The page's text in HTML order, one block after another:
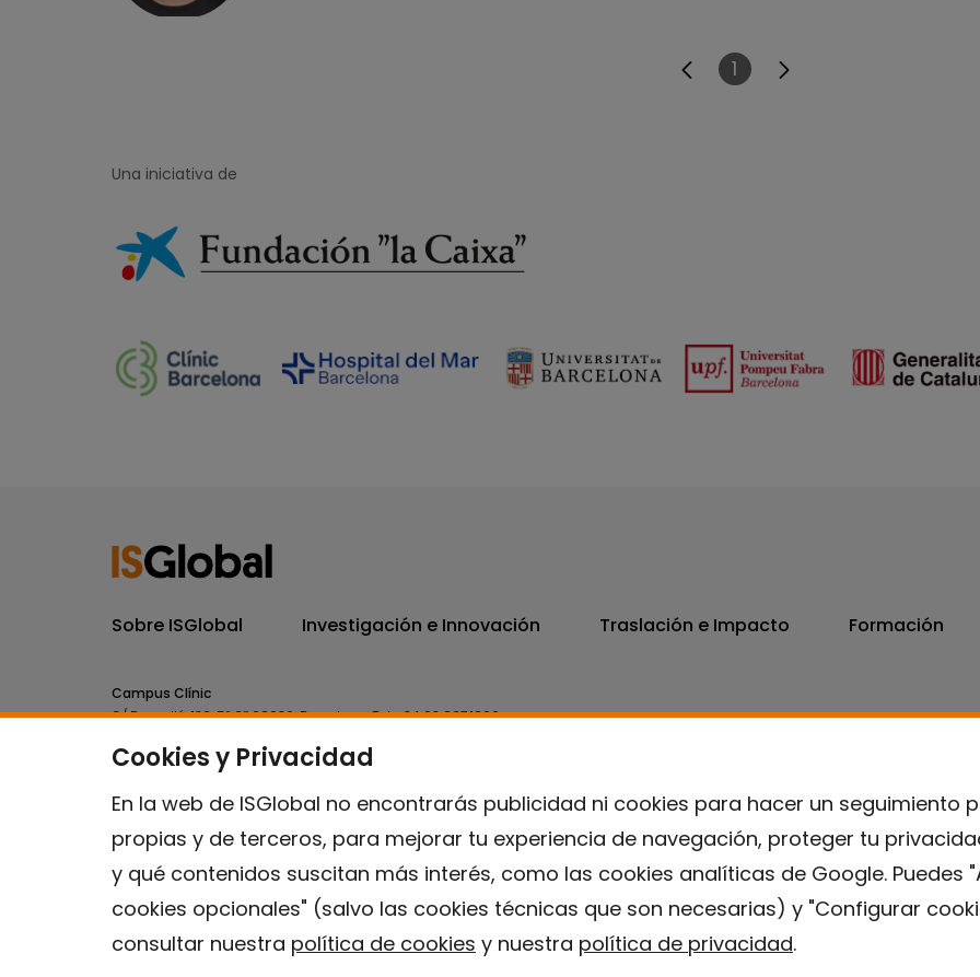
Página
1
Cookies y Privacidad
En la web de ISGlobal no encontrarás publicidad ni cookies para hacer un seguimiento
propias y de terceros, para mejorar tu experiencia de navegación, proteger tu
y qué contenidos suscitan más interés, como las cookies analíticas de Google. Puedes
cookies opcionales" (salvo las cookies técnicas que son necesarias) y "Configurar
consultar nuestra política de cookies y nuestra política de privacidad.
Una iniciativa de
Sobre ISGlobal Investigación e Innovación Traslación e Impacto Formación
Campus Clínic
C/ Rosselló, 132, 5º 2ª 08036.Barcelona.Tel.+34 93 227 1806
Campus Mar
C/ Doctor Aiguader, 88. 08003.